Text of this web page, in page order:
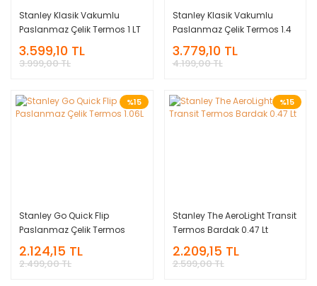
Stanley Klasik Vakumlu
Paslanmaz Çelik Termos 1 LT
3.599,10 TL
3.999,00 TL
Stanley Klasik Vakumlu
Paslanmaz Çelik Termos 1.4
LT Siyah
3.779,10 TL
4.199,00 TL
%15
Stanley Go Quick Flip
Paslanmaz Çelik Termos
1.06L
2.124,15 TL
2.499,00 TL
%15
Stanley The AeroLight Transit
Termos Bardak 0.47 Lt
2.209,15 TL
2.599,00 TL